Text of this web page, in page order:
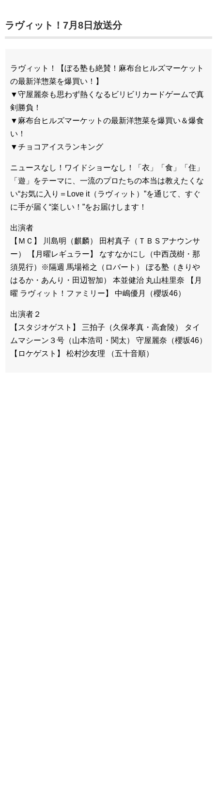
ラヴィット！7月8日放送分
ラヴィット！【ぼる塾も絶賛！麻布台ヒルズマーケット
の最新洋惣菜を爆買い！】
▼守屋麗奈も思わず熱くなるビリビリカードゲームで真
剣勝負！
▼麻布台ヒルズマーケットの最新洋惣菜を爆買い＆爆食
い！
▼チョコアイスランキング
ニュースなし！ワイドショーなし！「衣」「食」「住」
「遊」をテーマに、一流のプロたちの本当は教えたくな
い“お気に入り＝Love it（ラヴィット）”を通じて、すぐ
に手が届く“楽しい！”をお届けします！
出演者
【ＭＣ】 川島明（麒麟） 田村真子（ＴＢＳアナウンサ
ー） 【月曜レギュラー】 なすなかにし（中西茂樹・那
須晃行）※隔週 馬場裕之（ロバート） ぼる塾（きりや
はるか・あんり・田辺智加） 本並健治 丸山桂里奈 【月
曜 ラヴィット！ファミリー】 中嶋優月（櫻坂46）
出演者２
【スタジオゲスト】 三拍子（久保孝真・高倉陵） タイ
ムマシーン３号（山本浩司・関太） 守屋麗奈（櫻坂46）
【ロケゲスト】 松村沙友理 （五十音順）